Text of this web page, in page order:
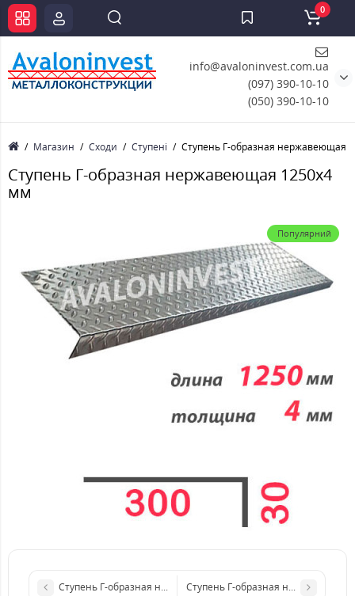
info@avaloninvest.com.ua
(097) 390-10-10
(050) 390-10-10
0
Магазин Сходи Ступені Ступень Г-образная нержавеющая
Ступень Г-образная нержавеющая 1250x4
мм
Популярний
Ступень Г-образная нержавеющая 1250x3 мм
Ступень Г-образная нержавеющая